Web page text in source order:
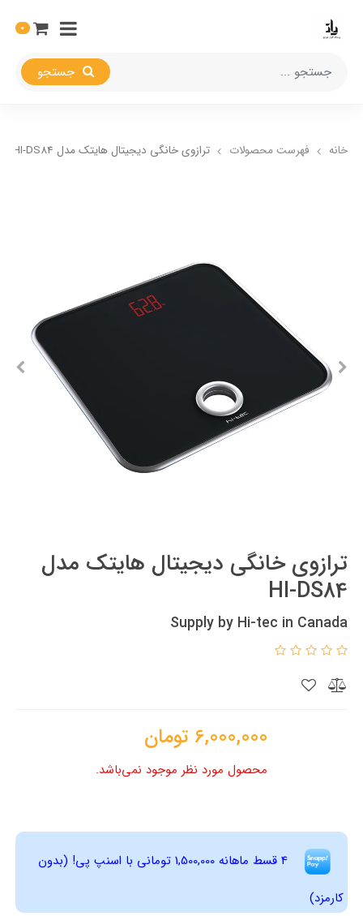
0
خانه فهرست محصولات ترازوی خانگی دیجیتال هایتک مدل HI-DS84
ترازوی خانگی دیجیتال هایتک مدل
HI-DS84
Supply by Hi-tec in Canada
6,000,000 تومان
محصول مورد نظر موجود نمی‌باشد.
4 قسط ماهانه 1,500,000 تومانی با اسنپ ‌پی! (بدون
کارمزد)